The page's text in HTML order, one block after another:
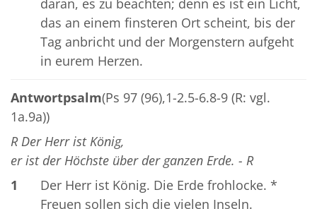
das an einem finsteren Ort scheint, bis der
Tag anbricht und der Morgenstern aufgeht
in eurem Herzen.
Antwortpsalm(Ps 97 (96),1-2.5-6.8-9 (R: vgl.
1a.9a))
R Der Herr ist König,
er ist der Höchste über der ganzen Erde. - R
1
Der Herr ist König. Die Erde frohlocke. *
Freuen sollen sich die vielen Inseln.